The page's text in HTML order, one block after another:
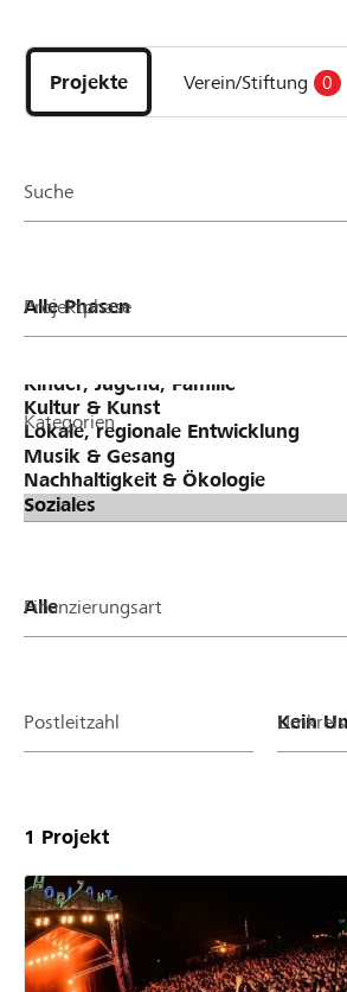
DE FR IT
Projekte
und
Organisationen
Projekte Verein/Stiftung 0
Suche
Projektphase
Kategorien
Finanzierungsart
Postleitzahl Umkreis
1 Projekt